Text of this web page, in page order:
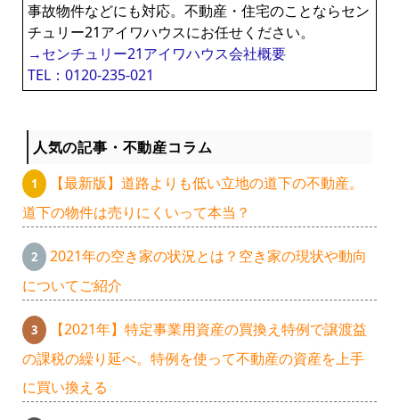
事故物件などにも対応。不動産・住宅のことならセン
チュリー21アイワハウスにお任せください。
→センチュリー21アイワハウス会社概要
TEL：0120-235-021
人気の記事・不動産コラム
【最新版】道路よりも低い立地の道下の不動産。
道下の物件は売りにくいって本当？
2021年の空き家の状況とは？空き家の現状や動向
についてご紹介
【2021年】特定事業用資産の買換え特例で譲渡益
の課税の繰り延べ。特例を使って不動産の資産を上手
に買い換える